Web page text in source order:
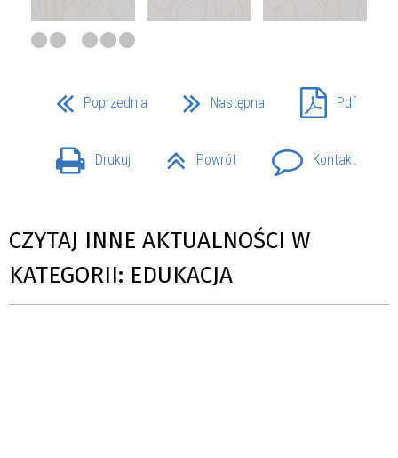
Poprzednia Następna Pdf
Drukuj Powrót Kontakt
CZYTAJ INNE AKTUALNOŚCI W
KATEGORII: EDUKACJA